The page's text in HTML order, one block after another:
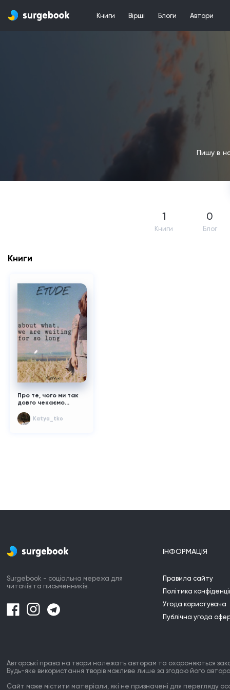
Книги Вірші Блоги Автори
Пишу в
1
Книги
0
Блог
Книги
Про те, чого ми так
довго чекаємо...
Katya_tko
Surgebook - соціальна мережа для
читачів та письменників.
ІНФОРМАЦІЯ
Правила сайту
Політика
Угода користувача
Публічна угода
Авторські права на твори належать авторам та охороняються
Будь-яке використання творів можливе лише за згодою його
Сайт може містити матеріали, які не призначені для перегляду